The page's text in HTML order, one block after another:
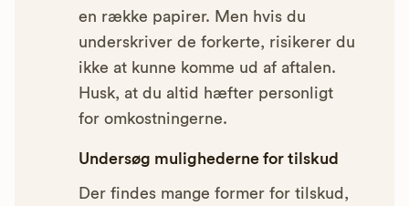
en række papirer. Men hvis du
underskriver de forkerte, risikerer du
ikke at kunne komme ud af aftalen.
Husk, at du altid hæfter personligt
for omkostningerne.
Undersøg mulighederne for tilskud
Der findes mange former for tilskud,